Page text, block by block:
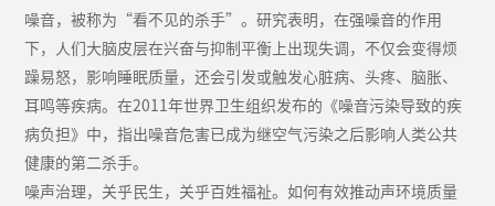
噪音，被称为“看不见的杀手”。研究表明，在强噪音的作用
下，人们大脑皮层在兴奋与抑制平衡上出现失调，不仅会变得烦
躁易怒，影响睡眠质量，还会引发或触发心脏病、头疼、脑胀、
耳鸣等疾病。在2011年世界卫生组织发布的《噪音污染导致的疾
病负担》中，指出噪音危害已成为继空气污染之后影响人类公共
健康的第二杀手。
噪声治理，关乎民生，关乎百姓福祉。如何有效推动声环境质量